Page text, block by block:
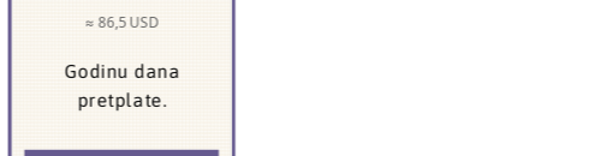
≈ 86,5 USD
Godinu dana
pretplate.